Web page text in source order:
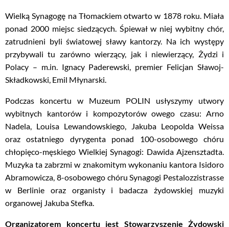
Wielką Synagogę na Tłomackiem otwarto w 1878 roku. Miała
ponad 2000 miejsc siedzących. Śpiewał w niej wybitny chór,
zatrudnieni byli światowej sławy kantorzy. Na ich występy
przybywali tu zarówno wierzący, jak i niewierzący, Żydzi i
Polacy – m.in. Ignacy Paderewski, premier Felicjan Sławoj-
Składkowski, Emil Młynarski.
Podczas koncertu w Muzeum POLIN usłyszymy utwory
wybitnych kantorów i kompozytorów owego czasu: Arno
Nadela, Louisa Lewandowskiego, Jakuba Leopolda Weissa
oraz ostatniego dyrygenta ponad 100-osobowego chóru
chłopięco-męskiego Wielkiej Synagogi: Dawida Ajzensztadta.
Muzyka ta zabrzmi w znakomitym wykonaniu kantora Isidoro
Abramowicza, 8-osobowego chóru Synagogi Pestalozzistrasse
w Berlinie oraz organisty i badacza żydowskiej muzyki
organowej Jakuba Stefka.
Organizatorem koncertu jest Stowarzyszenie Żydowski